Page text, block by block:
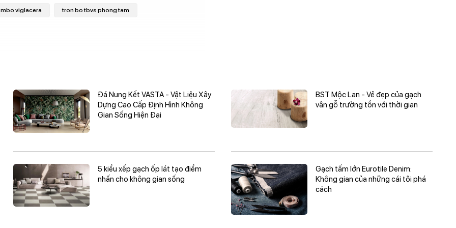
Rim với lực xả mạnh mẽ, nước thông qua một
thải được nhanh chóng đẩy xuống ống thoát, đồng
tay gạt, giúp người dùng dễ dàng thao tác sử dụng
sử dụng quá nhiều nước mà vẫn có thể cuốn trôi
viglacera tron bo tbvs phong tam
Đá Nung Kết VASTA - Vật Liệu Xây
Dựng Cao Cấp Định Hình Không
Gian Sống Hiện Đại
BST Mộc Lan - Vẻ đẹp của gạch
vân gỗ trường tồn với thời gian
5 kiểu xếp gạch ốp lát tạo điểm
nhấn cho không gian sống
Gạch tấm lớn Eurotile Denim:
Không gian của những cái tôi phá
cách